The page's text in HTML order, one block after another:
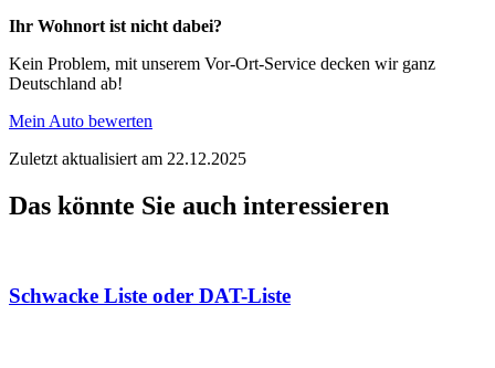
Ihr Wohnort ist nicht dabei?
Kein Problem, mit unserem Vor-Ort-Service decken wir ganz
Deutschland ab!
Mein Auto bewerten
Zuletzt aktualisiert am 22.12.2025
Das könnte Sie auch interessieren
Schwacke Liste oder DAT-Liste